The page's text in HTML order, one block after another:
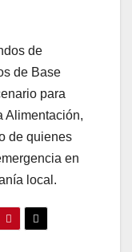
de
de Base
para
Alimentación,
de quienes
en
local.